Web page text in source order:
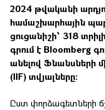
2024 թվականի
համաշխարհային
ցուցանիշի՝ 318
գրում է Bloomberg
անելով Ֆնանսների
(IIF) տվյալները։
Ըստ փորձագետների